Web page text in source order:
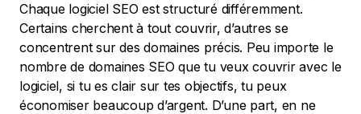
Chaque logiciel SEO est structuré différemment.
Certains cherchent à tout couvrir, d’autres se
concentrent sur des domaines précis. Peu importe le
nombre de domaines SEO que tu veux couvrir avec le
logiciel, si tu es clair sur tes objectifs, tu peux
économiser beaucoup d’argent. D’une part, en ne